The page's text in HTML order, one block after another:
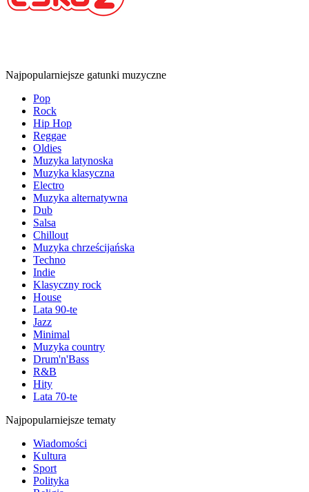
Najpopularniejsze gatunki muzyczne
Pop
Rock
Hip Hop
Reggae
Oldies
Muzyka latynoska
Muzyka klasyczna
Electro
Muzyka alternatywna
Dub
Salsa
Chillout
Muzyka chrześcijańska
Techno
Indie
Klasyczny rock
House
Lata 90-te
Jazz
Minimal
Muzyka country
Drum'n'Bass
R&B
Hity
Lata 70-te
Najpopularniejsze tematy
Wiadomości
Kultura
Sport
Polityka